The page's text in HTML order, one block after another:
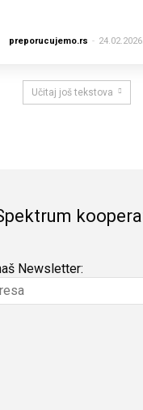
preporucujemo.rs - 24.02.2026.
Učitaj još tekstova
Newsletter: